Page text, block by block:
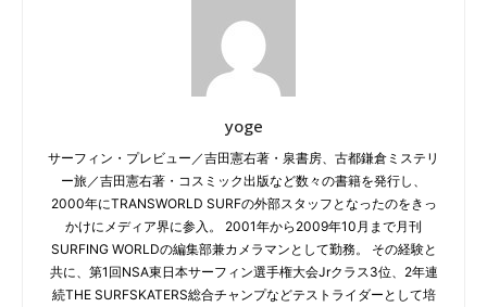
yoge
サーフィン・プレビュー／吉田憲右著・泉書房、古都鎌倉ミステリ
ー旅／吉田憲右著・コスミック出版など数々の書籍を発行し、
2000年にTRANSWORLD SURFの外部スタッフとなったのをきっ
かけにメディア界に参入。 2001年から2009年10月まで月刊
SURFING WORLDの編集部兼カメラマンとして勤務。 その経験と
共に、第1回NSA東日本サーフィン選手権大会Jrクラス3位、2年連
続THE SURFSKATERS総合チャンプなどテストライダーとして培